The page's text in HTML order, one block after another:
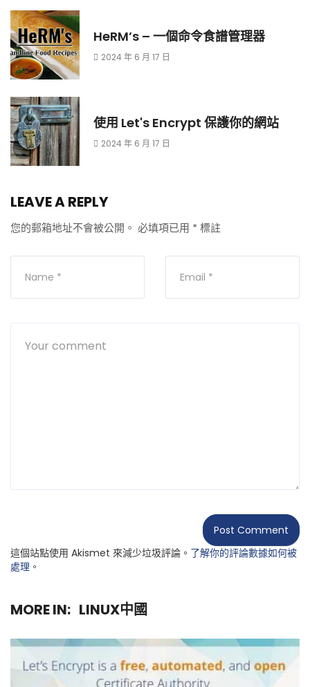
HeRM’s – 一個命令食譜管理器
2024 年 6 月 17 日
使用 Let's Encrypt 保護你的網站
2024 年 6 月 17 日
LEAVE A REPLY
您的郵箱地址不會被公開。 必填項已用 * 標註
這個站點使用 Akismet 來減少垃圾評論。 了解你的評論數據如何被
處理 。
MORE IN: LINUX中國